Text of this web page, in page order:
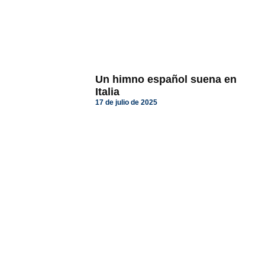
Un himno español suena en
Italia
17 de julio de 2025